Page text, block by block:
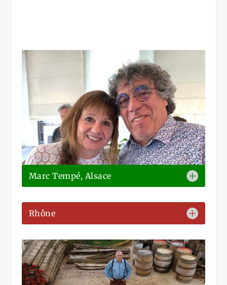
Marc Tempé, Alsace
Rhône